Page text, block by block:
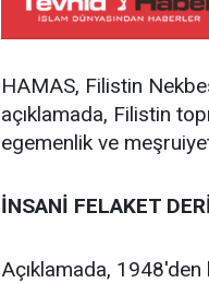
HAMAS, Filistin
açıklamada, Filistin
egemenlik ve
İNSANİ FELAKET
Açıklamada,